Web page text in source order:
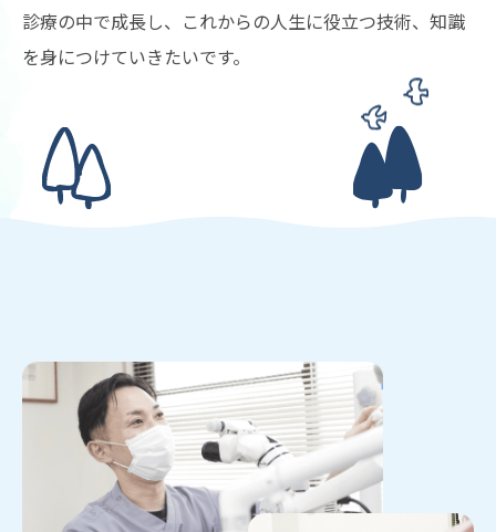
診療の中で成長し、これからの人生に役立つ技術、知識
を身につけていきたいです。